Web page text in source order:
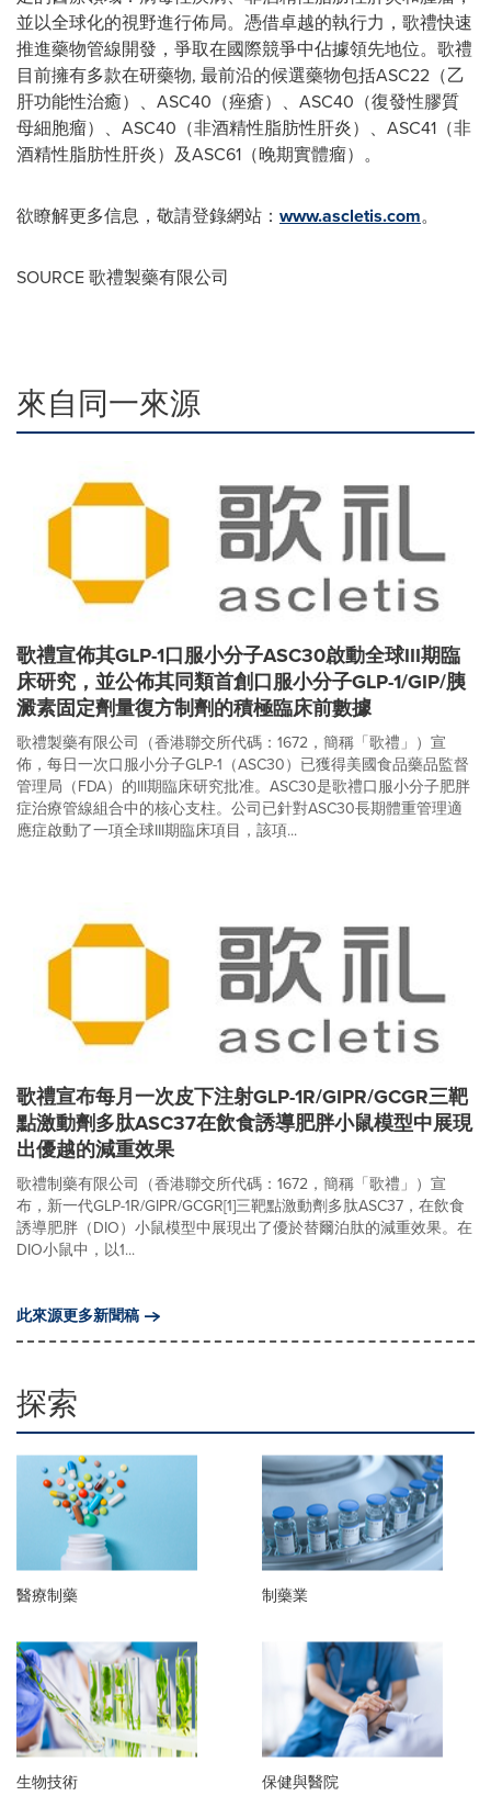
並以全球化的視野進行佈局。憑借卓越的執行力，歌禮快速
推進藥物管線開發，爭取在國際競爭中佔據領先地位。歌禮
目前擁有多款在研藥物, 最前沿的候選藥物包括ASC22（乙
肝功能性治癒）、ASC40（痤瘡）、ASC40（復發性膠質
母細胞瘤）、ASC40（非酒精性脂肪性肝炎）、ASC41（非
酒精性脂肪性肝炎）及ASC61（晚期實體瘤）。
欲瞭解更多信息，敬請登錄網站： www.ascletis.com。
SOURCE 歌禮製藥有限公司
來自同一來源
歌禮宣佈其GLP-1口服小分子ASC30啟動全球III期臨
床研究，並公佈其同類首創口服小分子GLP-1/GIP/胰
澱素固定劑量復方制劑的積極臨床前數據
歌禮製藥有限公司（香港聯交所代碼：1672，簡稱「歌禮」）宣
佈，每日一次口服小分子GLP-1（ASC30）已獲得美國食品藥品監督
管理局（FDA）的III期臨床研究批准。ASC30是歌禮口服小分子肥胖
症治療管線組合中的核心支柱。公司已針對ASC30長期體重管理適
應症啟動了一項全球III期臨床項目，該項...
歌禮宣布每月一次皮下注射GLP-1R/GIPR/GCGR三靶
點激動劑多肽ASC37在飲食誘導肥胖小鼠模型中展現
出優越的減重效果
歌禮制藥有限公司（香港聯交所代碼：1672，簡稱「歌禮」）宣
布，新一代GLP-1R/GIPR/GCGR[1]三靶點激動劑多肽ASC37，在飲食
誘導肥胖（DIO）小鼠模型中展現出了優於替爾泊肽的減重效果。在
DIO小鼠中，以1...
此來源更多新聞稿
探索
醫療制藥 制藥業
生物技術
保健與醫院